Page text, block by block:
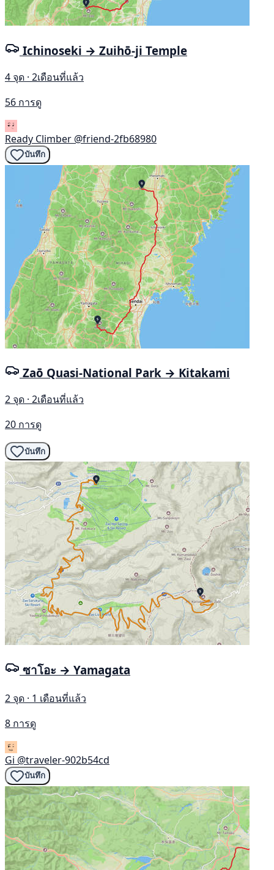
Ichinoseki → Zuihō-ji Temple
4 จุด · 2เดือนที่แล้ว
56 การดู
Ready Climber @friend-2fb68980
บันทึก
Zaō Quasi-National Park → Kitakami
2 จุด · 2เดือนที่แล้ว
20 การดู
บันทึก
ซาโอะ → Yamagata
2 จุด · 1 เดือนที่แล้ว
8 การดู
Gi @traveler-902b54cd
บันทึก